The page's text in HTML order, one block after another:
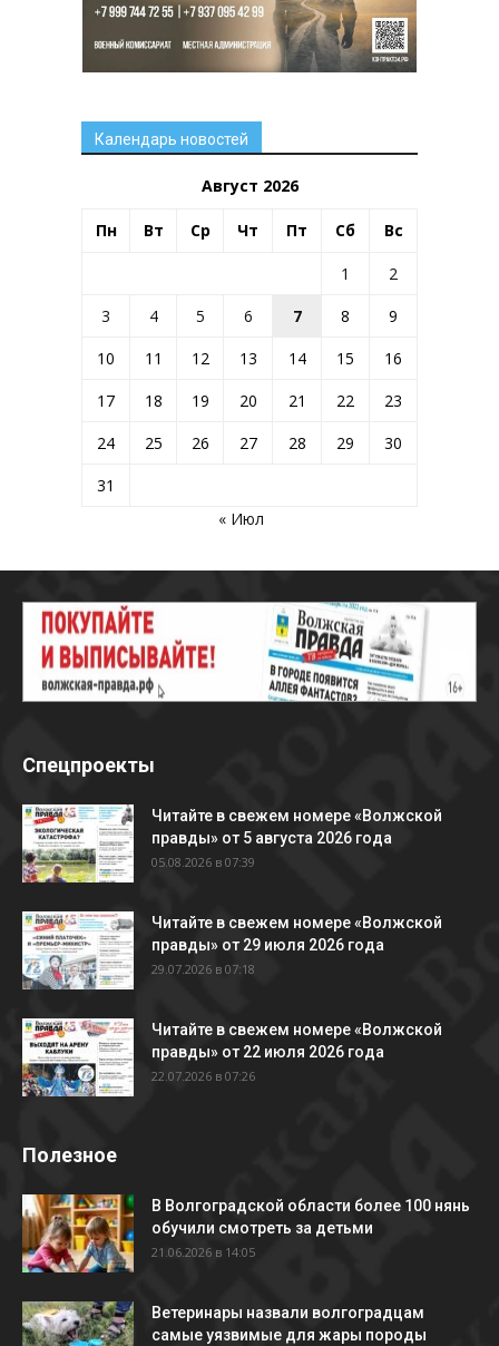
Календарь новостей
Август 2026
Пн Вт Ср Чт Пт Сб Вс
1
2
3
4 5 6 7 8
9
10
11 12 13 14 15
16
17
18 19 20 21 22
23
24
25 26 27 28 29
30
31
« Июл
Спецпроекты
Читайте в свежем номере «Волжской
правды» от 5 августа 2026 года
05.08.2026 в 07:39
Читайте в свежем номере «Волжской
правды» от 29 июля 2026 года
29.07.2026 в 07:18
Читайте в свежем номере «Волжской
правды» от 22 июля 2026 года
22.07.2026 в 07:26
Полезное
В Волгоградской области более 100 нянь
обучили смотреть за детьми
21.06.2026 в 14:05
Ветеринары назвали волгоградцам
самые уязвимые для жары породы